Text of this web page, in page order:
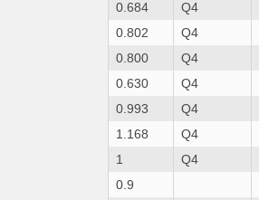
0.684
Q4
0.802
Q4
0.800
Q4
0.630
Q4
0.993
Q4
1.168
Q4
1
Q4
0.9